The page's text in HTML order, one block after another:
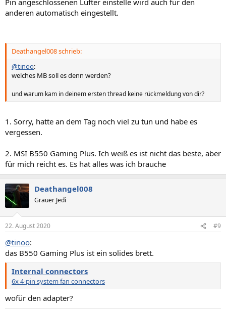
anderen automatisch eingestellt.
Deathangel008 schrieb:
@tinoo:
welches MB soll es denn werden?
und warum kam in deinem ersten thread keine rückmeldung von dir?
1. Sorry, hatte an dem Tag noch viel zu tun und habe es
vergessen.
2. MSI B550 Gaming Plus. Ich weiß es ist nicht das beste, aber
für mich reicht es. Es hat alles was ich brauche
Deathangel008
Grauer Jedi
22. August 2020 #9
@tinoo:
das B550 Gaming Plus ist ein solides brett.
Internal connectors
6x 4-pin system fan connectors
wofür den adapter?